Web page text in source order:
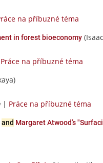
na příbuzné téma
in forest bioeconomy
Práce na příbuzné téma
| Práce na příbuzné téma
and Margaret Atwood’s